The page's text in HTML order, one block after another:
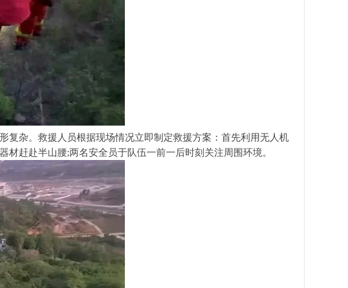
复杂。救援人员根据现场情况立即制定救援方案：首先利用无人机
赶赴半山腰;两名安全员于队伍一前一后时刻关注周围环境。